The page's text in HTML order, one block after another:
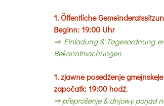
1. Öffentliche
Beginn: 19:00 Uhr
⇒ Einladung & Tagesordnung
Bekanntmachungen
1. zjawne posedźenje
započatk: 19:00 hodź.
⇒ přeprošenje & dnjowy porjad